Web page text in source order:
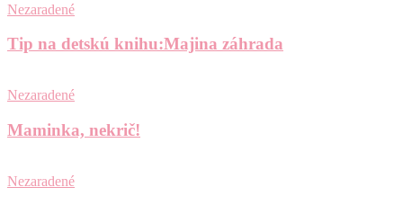
Nezaradené
Tip na detskú knihu:Majina záhrada
Nezaradené
Maminka, nekrič!
Nezaradené